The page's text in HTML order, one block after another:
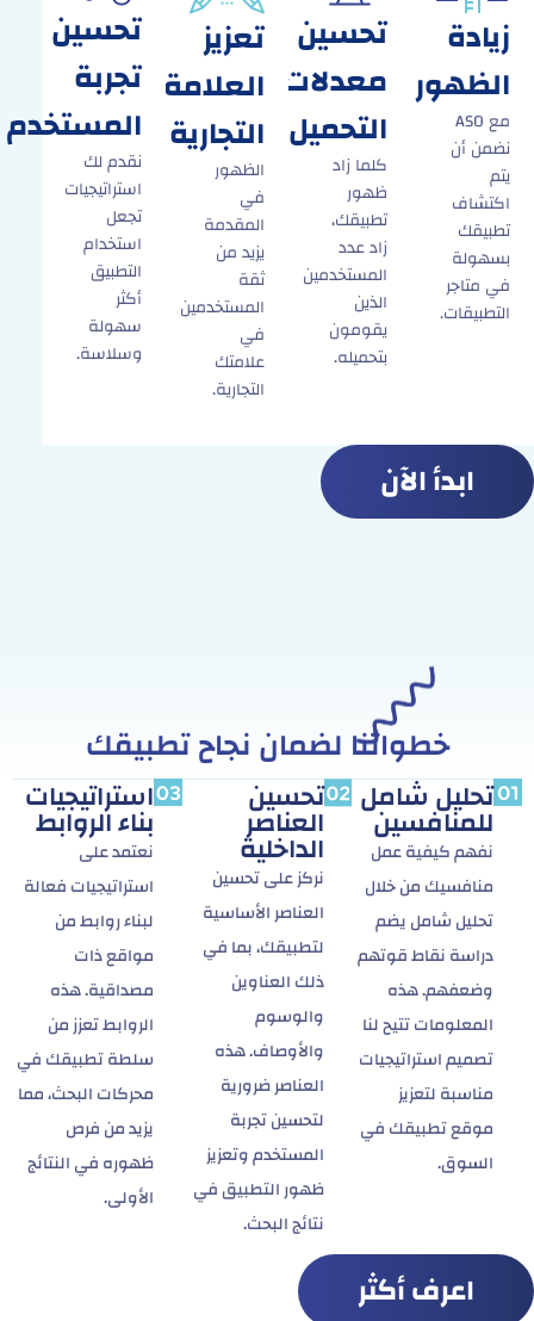
زيادة
الظهور
مع ASO
نضمن أن
يتم
اكتشاف
تطبيقك
بسهولة
في متاجر
التطبيقات.
تحسين
معدلات
التحميل
كلما زاد
ظهور
تطبيقك،
زاد عدد
المستخدمين
الذين
يقومون
بتحميله.
تعزيز
العلامة
التجارية
الظهور
في
المقدمة
يزيد من
ثقة
المستخدمين
في
علامتك
التجارية.
تحسين
تجربة
المستخدم
نقدم لك
استراتيجيات
تجعل
استخدام
التطبيق
أكثر
سهولة
وسلاسة.
ابدأ الآن
خطواتنا لضمان نجاح تطبيقك
تحليل شامل
للمنافسين
نفهم كيفية عمل
منافسيك من خلال
تحليل شامل يضم
دراسة نقاط قوتهم
وضعفهم. هذه
المعلومات تتيح لنا
تصميم استراتيجيات
مناسبة لتعزيز
موقع تطبيقك في
السوق.
تحسين
العناصر
الداخلية
نركز على تحسين
العناصر الأساسية
لتطبيقك، بما في
ذلك العناوين
والوسوم
والأوصاف. هذه
العناصر ضرورية
لتحسين تجربة
المستخدم وتعزيز
ظهور التطبيق في
نتائج البحث.
استراتيجيات
بناء الروابط
نعتمد على
استراتيجيات فعالة
لبناء روابط من
مواقع ذات
مصداقية. هذه
الروابط تعزز من
سلطة تطبيقك في
محركات البحث، مما
يزيد من فرص
ظهوره في النتائج
الأولى.
اعرف أكثر